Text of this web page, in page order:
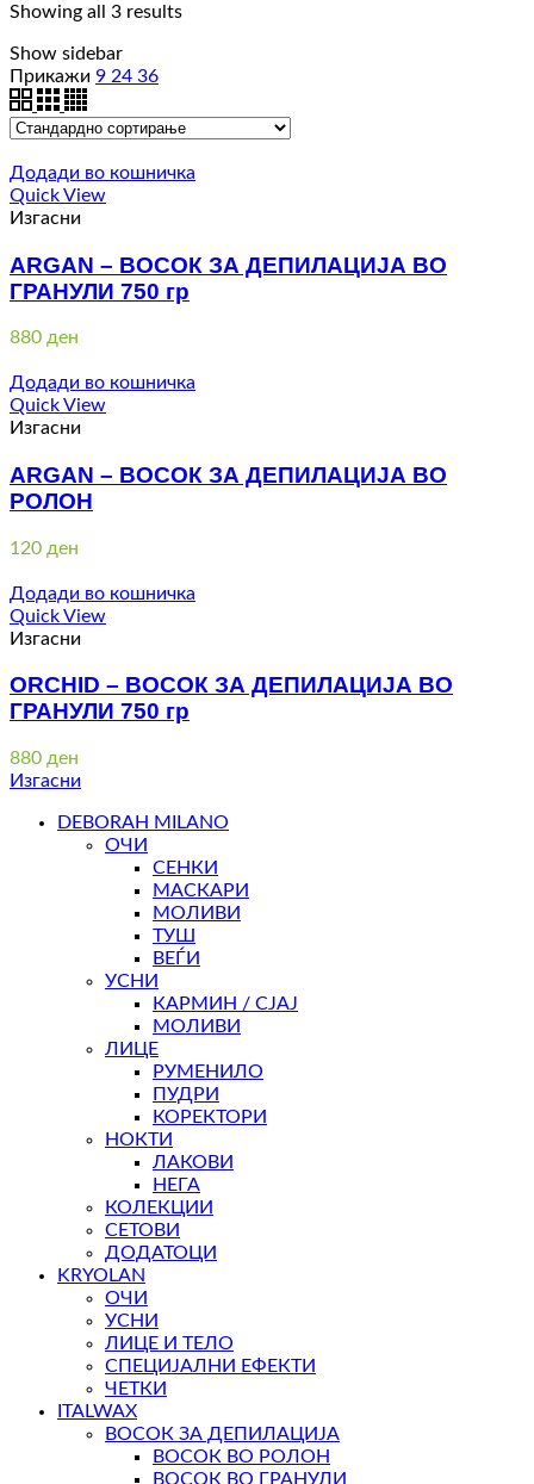
Showing all 3 results
Show sidebar
Прикажи 9 24 36
Додади во кошничка
Quick View
Изгасни
ARGAN – ВОСОК ЗА ДЕПИЛАЦИЈА ВО
ГРАНУЛИ 750 гр
880 ден
Додади во кошничка
Quick View
Изгасни
ARGAN – ВОСОК ЗА ДЕПИЛАЦИЈА ВО
РОЛОН
120 ден
Додади во кошничка
Quick View
Изгасни
ORCHID – ВОСОК ЗА ДЕПИЛАЦИЈА ВО
ГРАНУЛИ 750 гр
880 ден
Изгасни
DEBORAH MILANO
ОЧИ
СЕНКИ
МАСКАРИ
МОЛИВИ
ТУШ
ВЕЃИ
УСНИ
КАРМИН / СЈАЈ
МОЛИВИ
ЛИЦЕ
РУМЕНИЛО
ПУДРИ
КОРЕКТОРИ
НОКТИ
ЛАКОВИ
НЕГА
КОЛЕКЦИИ
СЕТОВИ
ДОДАТОЦИ
KRYOLAN
ОЧИ
УСНИ
ЛИЦЕ И ТЕЛО
СПЕЦИЈАЛНИ ЕФЕКТИ
ЧЕТКИ
ITALWAX
ВОСОК ЗА ДЕПИЛАЦИЈА
ВОСОК ВО РОЛОН
ВОСОК ВО ГРАНУЛИ